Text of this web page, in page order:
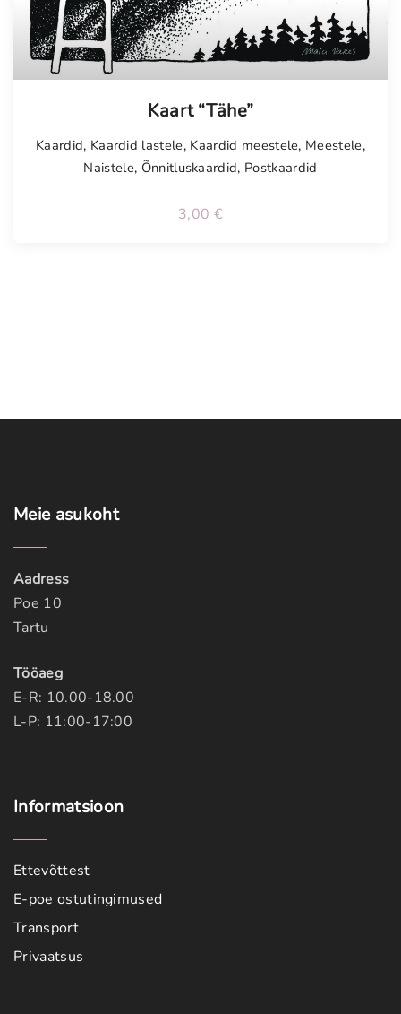
Kaart “Tähe”
Kaardid, Kaardid lastele, Kaardid meestele, Meestele,
Naistele, Õnnitluskaardid, Postkaardid
3,00 €
Meie asukoht
Aadress
Poe 10
Tartu
Tööaeg
E-R: 10.00-18.00
L-P: 11:00-17:00
Informatsioon
Ettevõttest
E-poe ostutingimused
Transport
Privaatsus